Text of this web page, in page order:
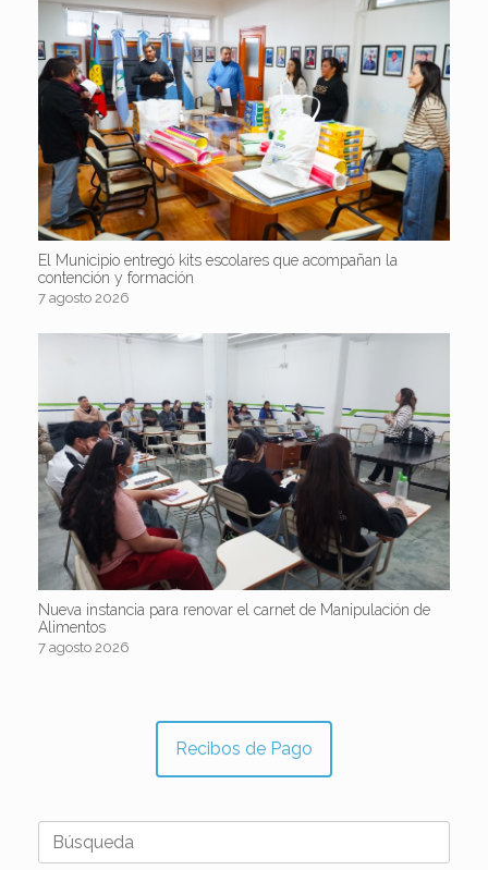
El Municipio entregó kits escolares que acompañan la
contención y formación
7 agosto 2026
Nueva instancia para renovar el carnet de Manipulación de
Alimentos
7 agosto 2026
Recibos de Pago
Buscar: